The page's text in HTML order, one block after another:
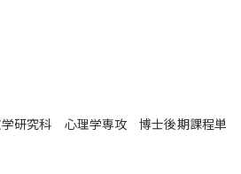
学研究科 心理学専攻 博士後期課程単